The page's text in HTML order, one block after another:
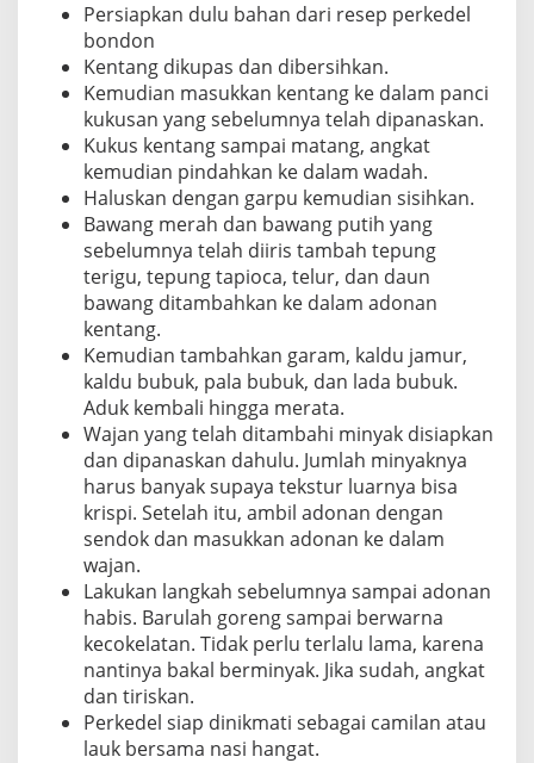
Persiapkan dulu bahan dari resep perkedel
bondon
Kentang dikupas dan dibersihkan.
Kemudian masukkan kentang ke dalam panci
kukusan yang sebelumnya telah dipanaskan.
Kukus kentang sampai matang, angkat
kemudian pindahkan ke dalam wadah.
Haluskan dengan garpu kemudian sisihkan.
Bawang merah dan bawang putih yang
sebelumnya telah diiris tambah tepung
terigu, tepung tapioca, telur, dan daun
bawang ditambahkan ke dalam adonan
kentang.
Kemudian tambahkan garam, kaldu jamur,
kaldu bubuk, pala bubuk, dan lada bubuk.
Aduk kembali hingga merata.
Wajan yang telah ditambahi minyak disiapkan
dan dipanaskan dahulu. Jumlah minyaknya
harus banyak supaya tekstur luarnya bisa
krispi. Setelah itu, ambil adonan dengan
sendok dan masukkan adonan ke dalam
wajan.
Lakukan langkah sebelumnya sampai adonan
habis. Barulah goreng sampai berwarna
kecokelatan. Tidak perlu terlalu lama, karena
nantinya bakal berminyak. Jika sudah, angkat
dan tiriskan.
Perkedel siap dinikmati sebagai camilan atau
lauk bersama nasi hangat.